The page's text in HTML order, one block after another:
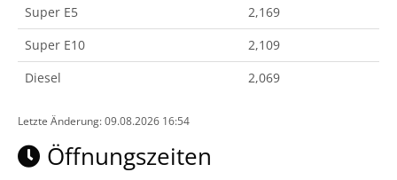
Super E5
2,169
Super E10
2,109
Diesel
2,069
Letzte Änderung: 09.08.2026 16:54
Öffnungszeiten